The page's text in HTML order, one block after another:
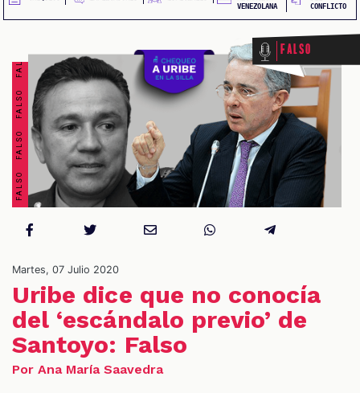
VENEZOLANA
CONFLICTO
Falso
Martes, 07 Julio 2020
Uribe dice que no conocía
del ‘escándalo previo’ de
Santoyo: Falso
Por Ana María Saavedra